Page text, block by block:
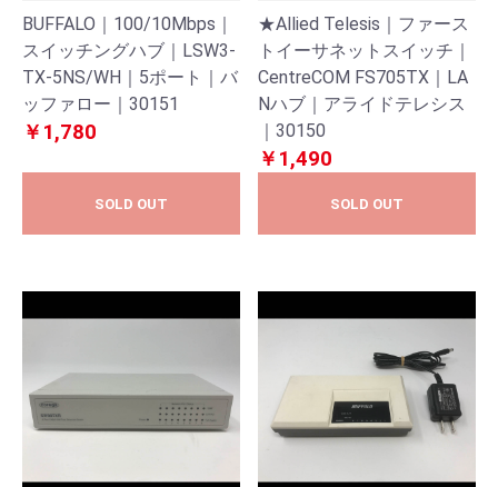
BUFFALO｜100/10Mbps｜
スイッチングハブ｜LSW3-
TX-5NS/WH｜5ポート｜バ
ッファロー｜30151
￥1,780
SOLD OUT
★Allied Telesis｜ファース
トイーサネットスイッチ｜
CentreCOM FS705TX｜LA
Nハブ｜アライドテレシス
｜30150
￥1,490
SOLD OUT